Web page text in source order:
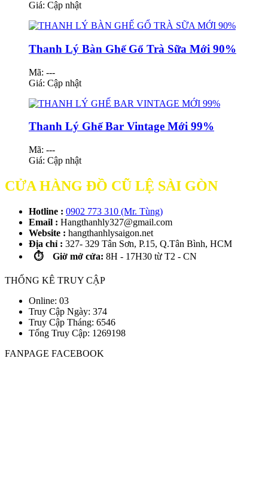
Giá: Cập nhật
Thanh Lý Bàn Ghế Gổ Trà Sữa Mới 90%
Mã: ---
Giá: Cập nhật
Thanh Lý Ghế Bar Vintage Mới 99%
Mã: ---
Giá: Cập nhật
CỬA HÀNG ĐỒ CŨ LỆ SÀI GÒN
Hotline : 0902 773 310 (Mr. Tùng)
Email : Hangthanhly327@gmail.com
Website : hangthanhlysaigon.net
Địa chỉ : 327- 329 Tân Sơn, P.15, Q.Tân Bình, HCM
⏱️ Giờ mở cửa: 8H - 17H30 từ T2 - CN
THỐNG KÊ TRUY CẬP
Online: 03
Truy Cập Ngày: 374
Truy Cập Tháng: 6546
Tổng Truy Cập: 1 269198
FANPAGE FACEBOOK